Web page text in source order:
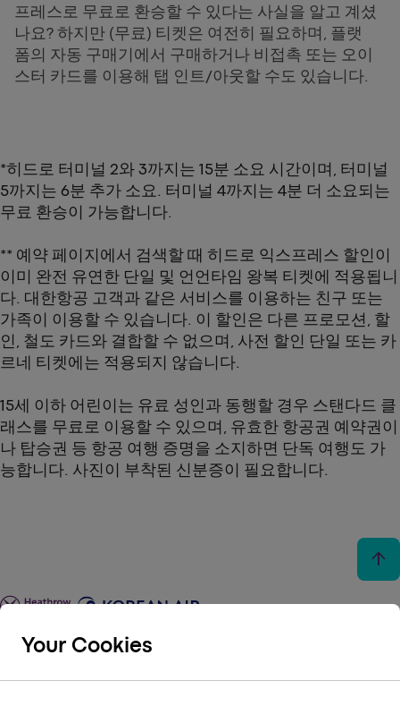
프레스로 무료로 환승할 수 있다는 사실을 알고 계셨
나요? 하지만 (무료) 티켓은 여전히 필요하며, 플랫
폼의 자동 구매기에서 구매하거나 비접촉 또는 오이
스터 카드를 이용해 탭 인트/아웃할 수도 있습니다.
*히드로 터미널 2와 3까지는 15분 소요 시간이며, 터미널
5까지는 6분 추가 소요. 터미널 4까지는 4분 더 소요되는
무료 환승이 가능합니다.
** 예약 페이지에서 검색할 때 히드로 익스프레스 할인이
이미 완전 유연한 단일 및 언언타임 왕복 티켓에 적용됩니
다. 대한항공 고객과 같은 서비스를 이용하는 친구 또는
가족이 이용할 수 있습니다. 이 할인은 다른 프로모션, 할
인, 철도 카드와 결합할 수 없으며, 사전 할인 단일 또는 카
르네 티켓에는 적용되지 않습니다.
15세 이하 어린이는 유료 성인과 동행할 경우 스탠다드 클
래스를 무료로 이용할 수 있으며, 유효한 항공권 예약권이
나 탑승권 등 항공 여행 증명을 소지하면 단독 여행도 가
능합니다. 사진이 부착된 신분증이 필요합니다.
arrow_upward
유용한 링크 keyboard_arrow_down
Your Cookies